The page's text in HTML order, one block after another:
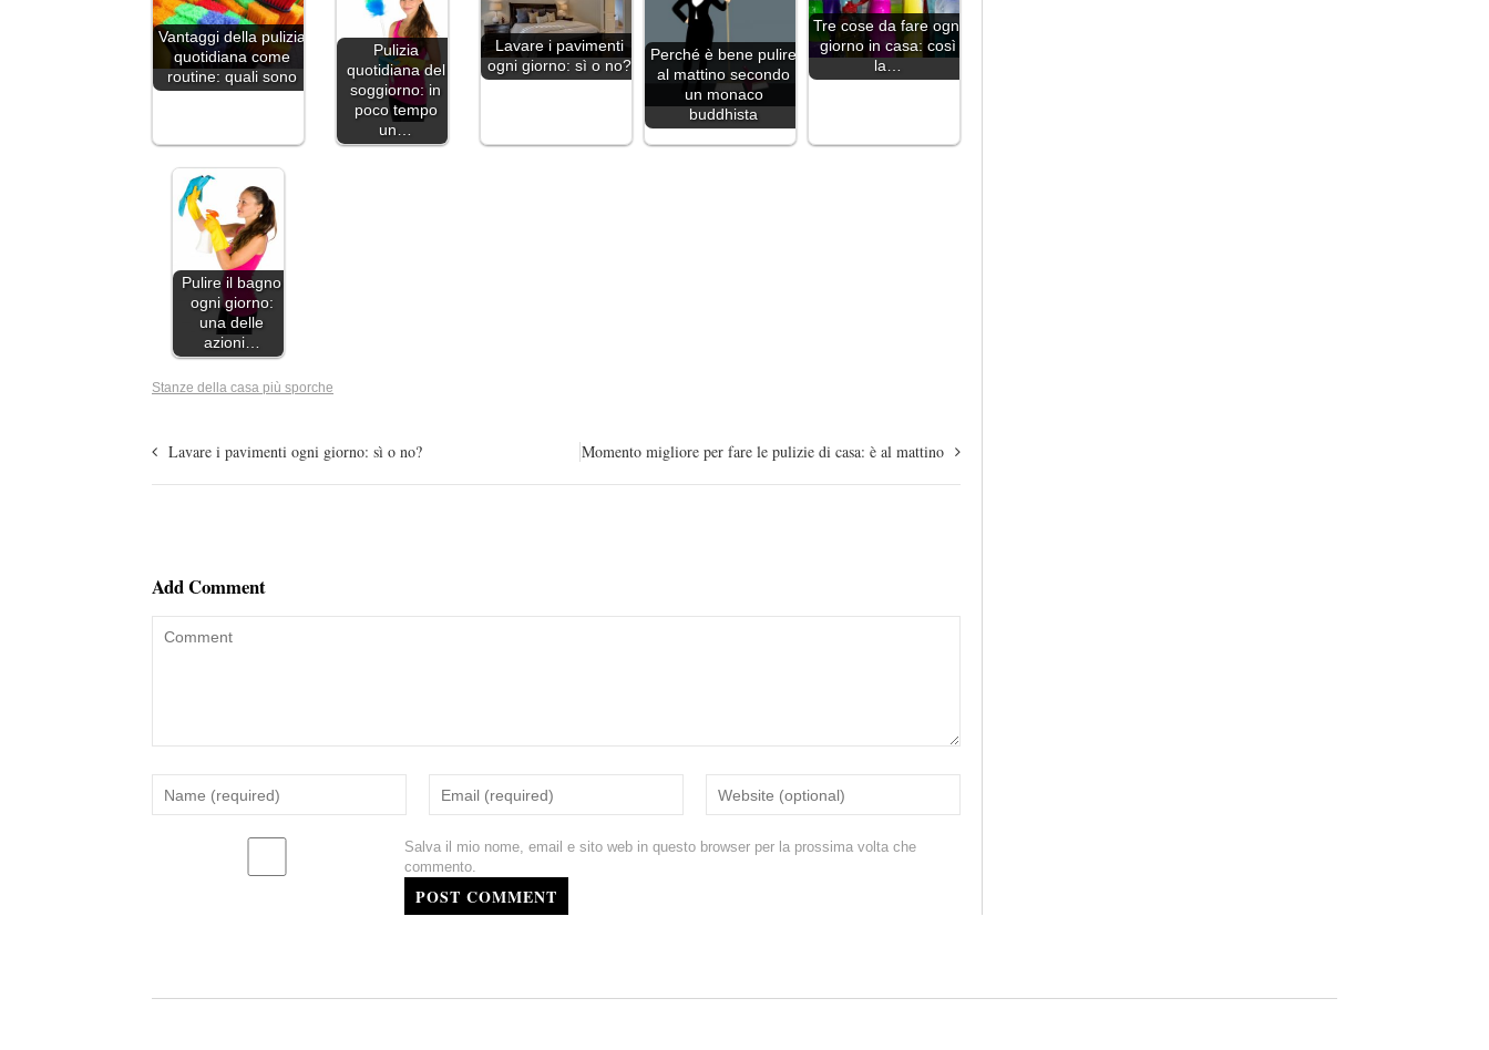
Vantaggi della pulizia
quotidiana come
routine: quali sono
Pulizia
quotidiana del
soggiorno: in
poco tempo
un…
Lavare i pavimenti
ogni giorno: sì o no?
Perché è bene pulire
al mattino secondo
un monaco
buddhista
Tre cose da fare ogni
giorno in casa: così
la…
Pulire il bagno
ogni giorno:
una delle
azioni…
Stanze della casa più sporche
Lavare i pavimenti ogni giorno: sì o no? Momento migliore per fare le pulizie di casa: è al mattino
Add Comment
Salva il mio nome, email e sito web in questo browser per la prossima volta che
commento.
POST COMMENT